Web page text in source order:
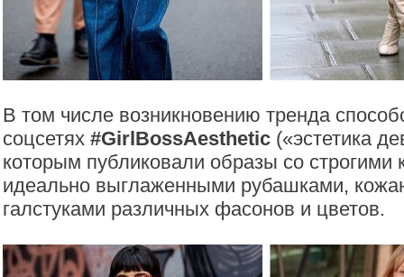
В том числе возникновению тренда
соцсетях #GirlBossAesthetic («эстетика
которым публиковали образы со строгими
идеально выглаженными рубашками,
галстуками различных фасонов и цветов.